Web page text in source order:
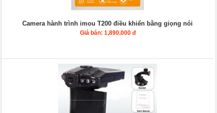
Camera hành trình imou T200 điều khiển bằng giọng nói
Giá bán: 1,890,000 đ